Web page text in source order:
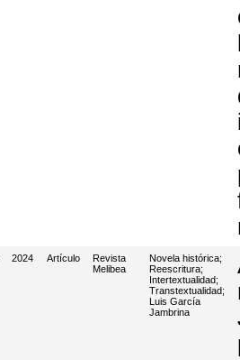
2024 Artículo
Revista
Melibea
Novela histórica;
Reescritura;
Intertextualidad;
Transtextualidad;
Luis García
Jambrina